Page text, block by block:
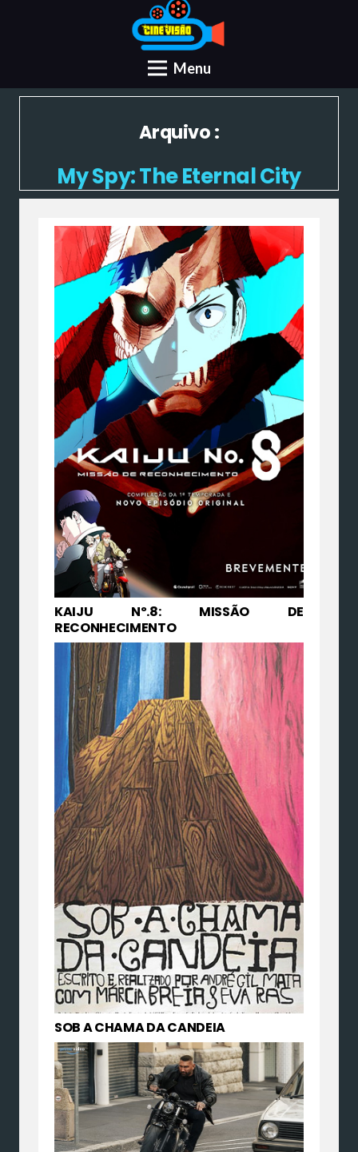
Menu
Arquivo :
My Spy: The Eternal City
KAIJU Nº.8: MISSÃO DE
RECONHECIMENTO
SOB A CHAMA DA CANDEIA